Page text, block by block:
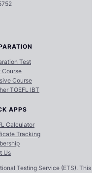
Test
Course
Course
TOEFL IBT
APPS
Calculator
Tracking
Us
Testing Service (ETS). This